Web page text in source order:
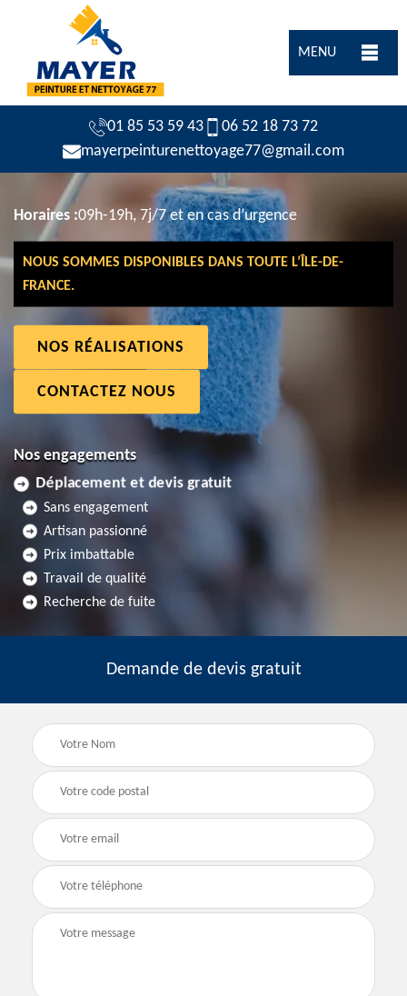
MENU
01 85 53 59 43
06 52 18 73 72
mayerpeinturenettoyage77@gmail.com
Horaires :09h-19h, 7j/7 et en cas d’urgence
NOUS SOMMES DISPONIBLES DANS TOUTE L’ÎLE-DE-
FRANCE.
NOS RÉALISATIONS
CONTACTEZ NOUS
Nos engagements
Déplacement et devis gratuit
Sans engagement
Artisan passionné
Prix imbattable
Travail de qualité
Recherche de fuite
Demande de devis gratuit